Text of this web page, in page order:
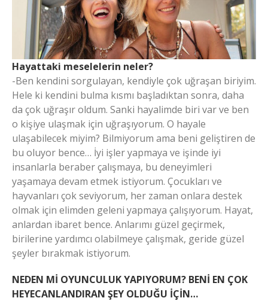
Hayattaki meselelerin neler?
-Ben kendini sorgulayan, kendiyle çok uğraşan biriyim.
Hele ki kendini bulma kısmı başladıktan sonra, daha
da çok uğraşır oldum. Sanki hayalimde biri var ve ben
o kişiye ulaşmak için uğraşıyorum. O hayale
ulaşabilecek miyim? Bilmiyorum ama beni geliştiren de
bu oluyor bence… İyi işler yapmaya ve işinde iyi
insanlarla beraber çalışmaya, bu deneyimleri
yaşamaya devam etmek istiyorum. Çocukları ve
hayvanları çok seviyorum, her zaman onlara destek
olmak için elimden geleni yapmaya çalışıyorum. Hayat,
anlardan ibaret bence. Anlarımı güzel geçirmek,
birilerine yardımcı olabilmeye çalışmak, geride güzel
şeyler bırakmak istiyorum.
NEDEN Mİ OYUNCULUK YAPIYORUM? BENİ EN ÇOK
HEYECANLANDIRAN ŞEY OLDUĞU İÇİN…